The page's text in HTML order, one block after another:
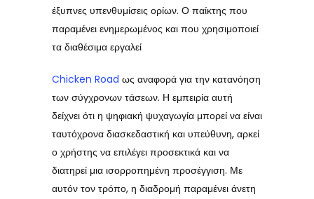
έξυπνες υπενθυμίσεις ορίων. Ο παίκτης που
παραμένει ενημερωμένος και που χρησιμοποιεί
τα διαθέσιμα εργαλεί
Chicken Road ως αναφορά για την κατανόηση
των σύγχρονων τάσεων. Η εμπειρία αυτή
δείχνει ότι η ψηφιακή ψυχαγωγία μπορεί να είναι
ταυτόχρονα διασκεδαστική και υπεύθυνη, αρκεί
ο χρήστης να επιλέγει προσεκτικά και να
διατηρεί μια ισορροπημένη προσέγγιση. Με
αυτόν τον τρόπο, η διαδρομή παραμένει άνετη